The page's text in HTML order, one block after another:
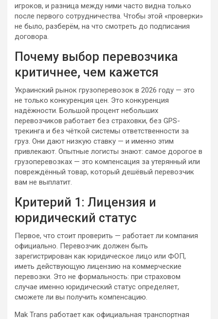
игроков, и разница между ними часто видна только
после первого сотрудничества. Чтобы этой «проверки»
не было, разберём, на что смотреть до подписания
договора.
Почему выбор перевозчика
критичнее, чем кажется
Украинский рынок грузоперевозок в 2026 году — это
не только конкуренция цен. Это конкуренция
надёжности. Большой процент небольших
перевозчиков работает без страховки, без GPS-
трекинга и без чёткой системы ответственности за
груз. Они дают низкую ставку — и именно этим
привлекают. Опытные логисты знают: самое дорогое в
грузоперевозках — это компенсация за утерянный или
повреждённый товар, который дешёвый перевозчик
вам не выплатит.
Критерий 1: Лицензия и
юридический статус
Первое, что стоит проверить — работает ли компания
официально. Перевозчик должен быть
зарегистрирован как юридическое лицо или ФОП,
иметь действующую лицензию на коммерческие
перевозки. Это не формальность: при страховом
случае именно юридический статус определяет,
сможете ли вы получить компенсацию.
Mak Trans работает как официальная транспортная